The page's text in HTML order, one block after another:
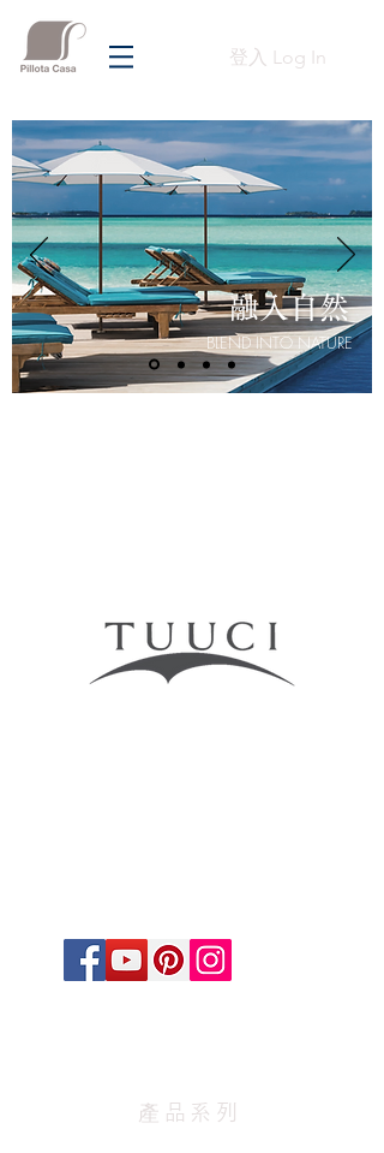
登入 Log In
BLEND INTO NATURE
融入自然
​產品系列